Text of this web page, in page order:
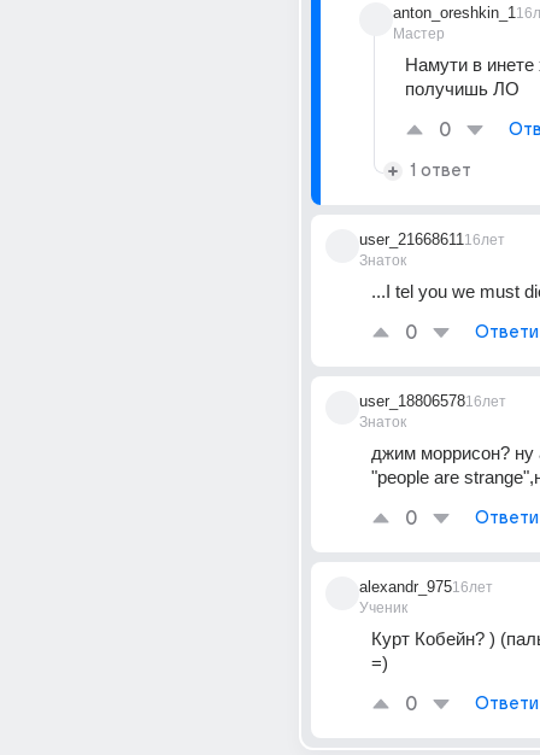
anton_oreshkin_1
Мастер
Намути в инете
получишь ЛО
0
1 ответ
user_21668611
Знаток
16лет
...I tel you we must
0
user_18806578
Знаток
16лет
джим моррисон? ну
"people are
0
alexandr_975
Ученик
16лет
Курт Кобейн? )
=)
0